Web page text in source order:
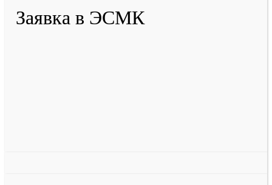
Заявка в ЭСМК